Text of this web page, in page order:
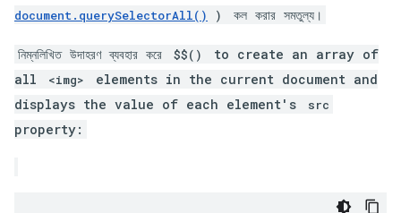
document.querySelectorAll()
) কল করার সমতুল্য।
নিম্নলিখিত উদাহরণ ব্যবহার করে $$()
to create an array of
all
<img>
elements in the current document and
displays the value of each element's
src
property: